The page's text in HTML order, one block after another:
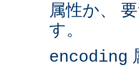
属性か、
す。
encoding